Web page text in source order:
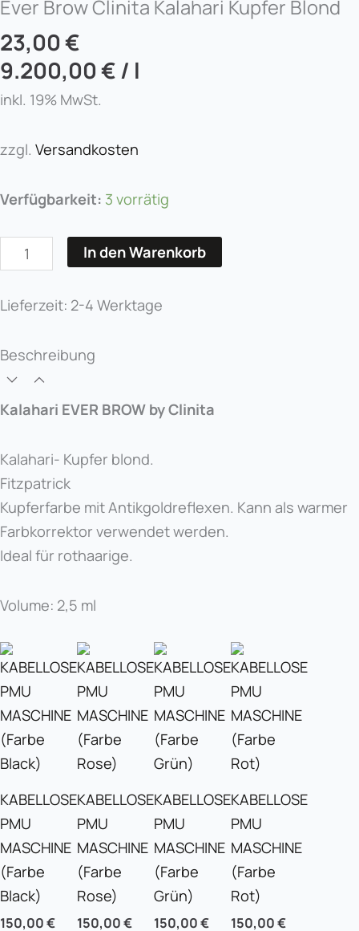
Ever Brow Clinita Kalahari Kupfer Blond
23,00€
9.200,00€/ l
inkl. 19% MwSt.
zzgl. Versandkosten
Verfügbarkeit: 3 vorrätig
In den Warenkorb
Lieferzeit: 2-4 Werktage
Beschreibung
Kalahari EVER BROW by Clinita
Kalahari- Kupfer blond.
Fitzpatrick
Kupferfarbe mit Antikgoldreflexen. Kann als warmer
Farbkorrektor verwendet werden.
Ideal für rothaarige.
Volume: 2,5 ml
KABELLOSE
PMU
MASCHINE
(Farbe
Black)
150,00€
KABELLOSE
PMU
MASCHINE
(Farbe
Rose)
150,00€
KABELLOSE
PMU
MASCHINE
(Farbe
Grün)
150,00€
KABELLOSE
PMU
MASCHINE
(Farbe
Rot)
150,00€